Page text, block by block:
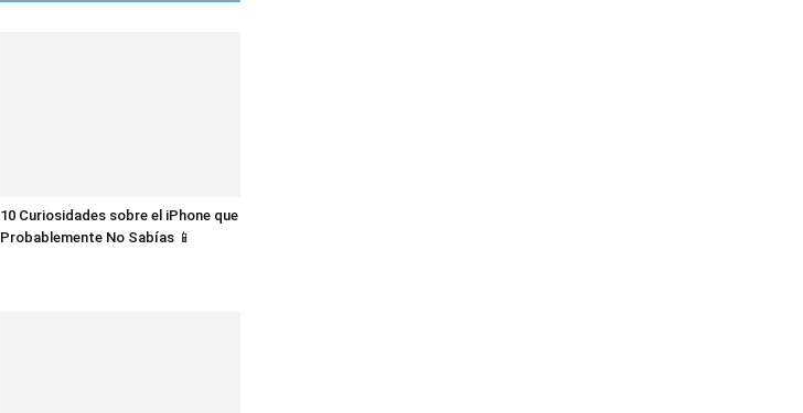
10 Curiosidades sobre el iPhone que
Probablemente No Sabías 📱